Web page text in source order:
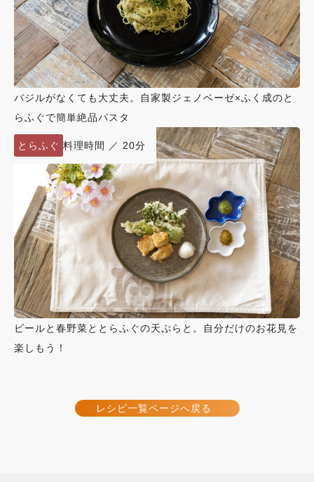
バジルがなくても大丈夫。自家製ジェノベーゼ×ふく成のと
らふぐで簡単絶品パスタ
とらふぐ 料理時間 ／ 20分
ビールと春野菜ととらふぐの天ぷらと。自分だけのお花見を
楽しもう！
レシピ一覧ページへ戻る